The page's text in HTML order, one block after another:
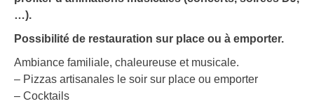
…).
Possibilité de restauration sur place ou à emporter.
Ambiance familiale, chaleureuse et musicale.
– Pizzas artisanales le soir sur place ou emporter
– Cocktails